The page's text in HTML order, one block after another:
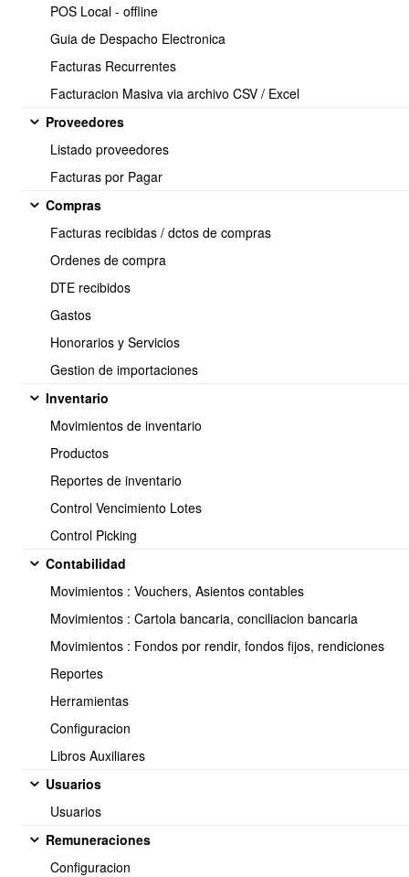
POS Local - offline
Guia de Despacho Electronica
Facturas Recurrentes
Facturacion Masiva via archivo CSV / Excel
Proveedores
Listado proveedores
Facturas por Pagar
Compras
Facturas recibidas / dctos de compras
Ordenes de compra
DTE recibidos
Gastos
Honorarios y Servicios
Gestion de importaciones
Inventario
Movimientos de inventario
Productos
Reportes de inventario
Control Vencimiento Lotes
Control Picking
Contabilidad
Movimientos : Vouchers, Asientos contables
Movimientos : Cartola bancaria, conciliacion bancaria
Movimientos : Fondos por rendir, fondos fijos, rendiciones
Reportes
Herramientas
Configuracion
Libros Auxiliares
Usuarios
Usuarios
Remuneraciones
Configuracion
$21.000
normal del producto.
Si compra3, 4 o 5 unidades
Si compra6, 7, 8 o 9 unidades
unidad.
unidad.
Importante:
producto dentro del documento de venta y se aplica
automáticamente al momento de agregar el producto a la
Opciones para ingresar precios al mayoreo:
ingresar cantidad:precio por cada linea, o sea, una combinación
por línea